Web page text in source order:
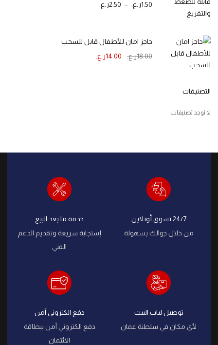
1.50ر.ع. –
2.50ر.ع.
حاجز امان للأطفال قابل للسحب
18.00ر.ع. 14.00ر.ع.
التصنيفات
لا توجد تصنيفات
24/7 تسوق أونلاين
من خلال جوالك بسهولة
خدمة ما بعد البيع
إستجابة سريعة وتقديم الدعم
الفني
توصيل لباب البيت
لأي مكان في سلطنة عمان
دفع الكتروني آمن
دفع الكتروني آمن ببطاقة
الائتمان